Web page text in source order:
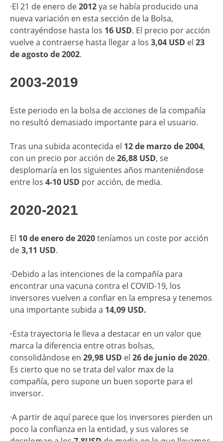
·El 21 de enero de2012ya se había producido una
nueva variación en esta sección de la Bolsa,
contrayéndose hasta los 16 USD. El precio por acción
vuelve a contraerse hasta llegar a los 3,04 USD el 23
de agosto de 2002.
2003-2019
Este periodo en la bolsa de acciones de la compañía
no resultó demasiado importante para el usuario.
Tras una subida acontecida el 12 de marzo de 2004,
con un precio por acción de26,88 USD, se
desplomaría en los siguientes años manteniéndose
entre los 4-10 USD por acción, de media.
2020-2021
El 10 de enero de 2020teníamos un coste por acción
de3,11 USD.
·Debido a las intenciones de la compañía para
encontrar una vacuna contra el COVID-19, los
inversores vuelven a confiar en la empresa y tenemos
una importante subida a 14,09 USD.
·Esta trayectoria le lleva a destacar en un valor que
marca la diferencia entre otras bolsas,
consolidándose en 29,98 USD el 26 de junio de 2020.
Es cierto que no se trata del valor max de la
compañía, pero supone un buen soporte para el
inversor.
·A partir de aquí parece que los inversores pierden un
poco la confianza en la entidad, y sus valores se